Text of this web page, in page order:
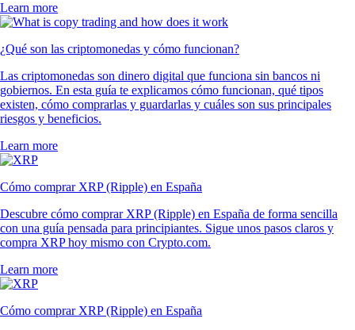
Learn more
¿Qué son las criptomonedas y cómo funcionan?
Las criptomonedas son dinero digital que funciona sin bancos ni
gobiernos. En esta guía te explicamos cómo funcionan, qué tipos
existen, cómo comprarlas y guardarlas y cuáles son sus principales
riesgos y beneficios.
Learn more
Cómo comprar XRP (Ripple) en España
Descubre cómo comprar XRP (Ripple) en España de forma sencilla
con una guía pensada para principiantes. Sigue unos pasos claros y
compra XRP hoy mismo con Crypto.com.
Learn more
Cómo comprar XRP (Ripple) en España